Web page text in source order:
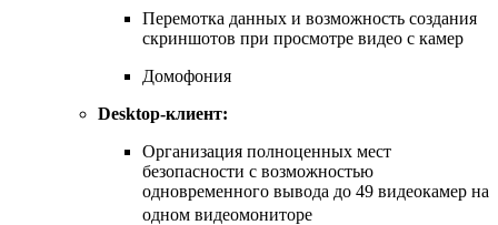
Перемотка данных и возможность создания
скриншотов при просмотре видео с камер
Домофония
Desktop-клиент:
Организация полноценных мест
безопасности с возможностью
одновременного вывода до 49 видеокамер на
одном видеомониторе